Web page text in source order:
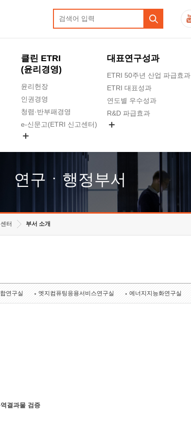
클린 ETRI
(윤리경영)
윤리헌장
인권경영
청렴·반부패경영
e-신문고(ETRI 신고센터)
고객의소리
수의계약 현황
대표연구성과
ETRI 50주년 산업 파급효과
ETRI 대표성과
연도별 우수성과
R&D 파급효과
연구ㆍ행정부서
터 부서 소개
연구실 엣지컴퓨팅응용서비스연구실 에너지지능화연구실
결과물 검증